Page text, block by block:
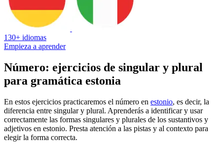
130+ idiomas
Empieza a aprender
Número: ejercicios de singular y plural
para gramática estonia
En estos ejercicios practicaremos el número en estonio, es decir, la
diferencia entre singular y plural. Aprenderás a identificar y usar
correctamente las formas singulares y plurales de los sustantivos y
adjetivos en estonio. Presta atención a las pistas y al contexto para
elegir la forma correcta.